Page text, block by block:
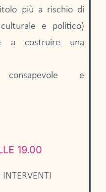
più a rischio di
e politico)
a costruire una
consapevole e
19.00